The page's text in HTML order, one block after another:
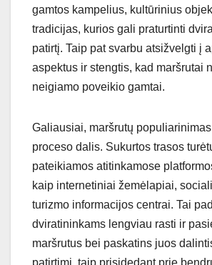
gamtos kampelius, kultūrinius
tradicijas, kurios gali praturtinti
patirtį. Taip pat svarbu atsižvelgti į
aspektus ir stengtis, kad maršrutai
neigiamo poveikio gamtai.
Galiausiai, maršrutų
proceso dalis. Sukurtos trasos
pateikiamos atitinkamose
kaip internetiniai žemėlapiai,
turizmo informacijos centrai. Tai
dviratininkams lengviau rasti ir
maršrutus bei paskatins juos
patirtimi, taip prisidedant prie